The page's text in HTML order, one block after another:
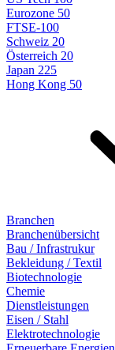
Eurozone 50
FTSE-100
Schweiz 20
Österreich 20
Japan 225
Hong Kong 50
Branchen
Branchenübersicht
Bau / Infrastrukur
Bekleidung / Textil
Biotechnologie
Chemie
Dienstleistungen
Eisen / Stahl
Elektrotechnologie